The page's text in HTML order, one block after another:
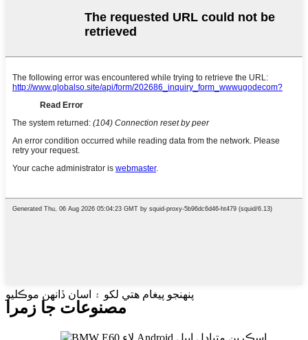
پنهنجو پيغام هتي لکو ۽ اسان ڏانهن موڪليو
مصنوعات جا زمرا